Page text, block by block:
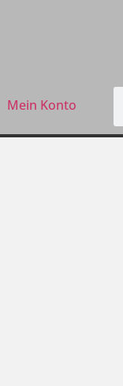
Mein Konto